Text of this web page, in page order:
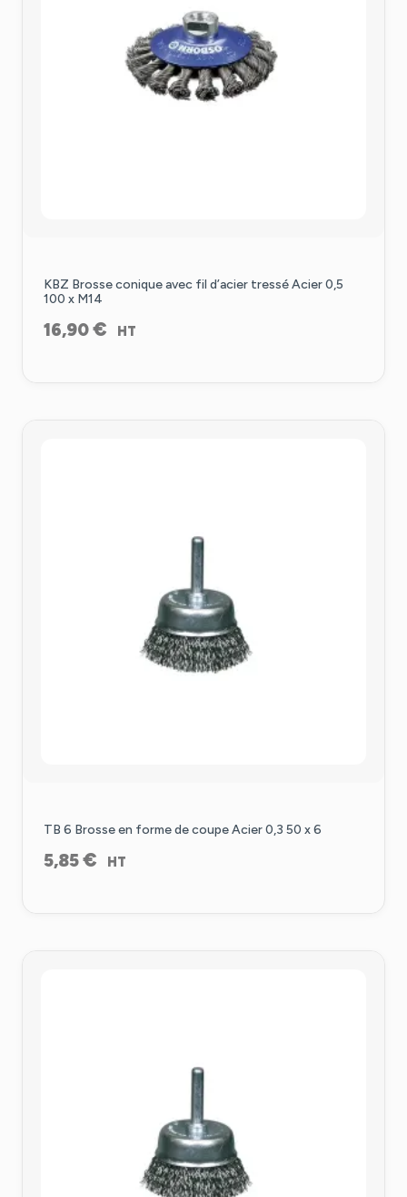
KBZ Brosse conique avec fil d’acier tressé Acier 0,5
100 x M14
16,90€ HT
TB 6 Brosse en forme de coupe Acier 0,3 50 x 6
5,85€ HT